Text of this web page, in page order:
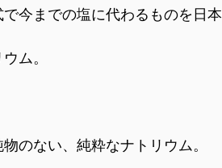
今までの塩に代わるものを日本
ム。
のない、純粋なナトリウム。